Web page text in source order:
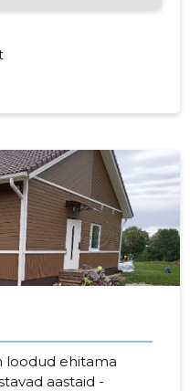
loodud ehitama
aastaid -